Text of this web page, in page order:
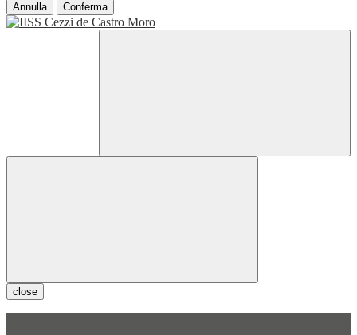
Annulla Conferma
close